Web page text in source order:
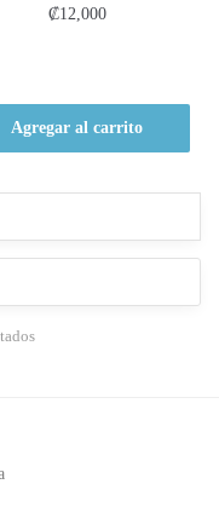
₡12,000
Agregar al carrito